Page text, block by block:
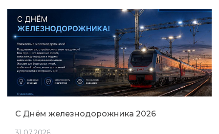
С Днём железнодорожника 2026